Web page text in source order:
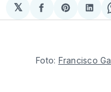
𝕏
Compartir
en
Share
on
en
Foto: Francisco